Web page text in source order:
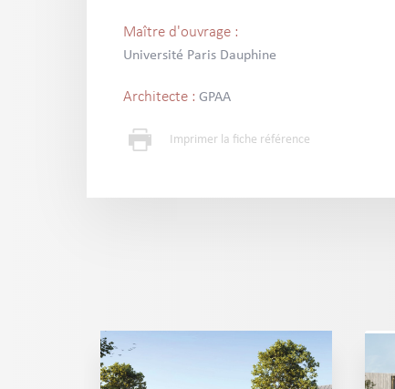
Maître d'ouvrage :
Université Paris Dauphine
Architecte : GPAA
Imprimer la fiche référence